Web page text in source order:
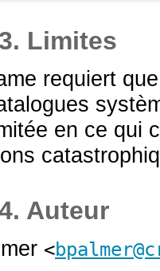
Limites
requiert
en ce qui
Auteur
<